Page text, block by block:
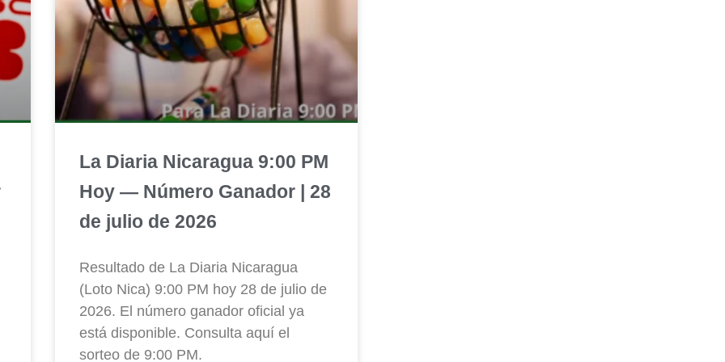
La Diaria Nicaragua 9:00 PM
Hoy — Número Ganador | 28
de julio de 2026
Resultado de La Diaria Nicaragua
(Loto Nica) 9:00 PM hoy 28 de julio de
2026. El número ganador oficial ya
está disponible. Consulta aquí el
sorteo de 9:00 PM.